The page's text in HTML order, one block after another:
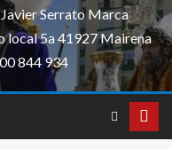
Serrato Marca
local 5a 41927 Mairena
844 934